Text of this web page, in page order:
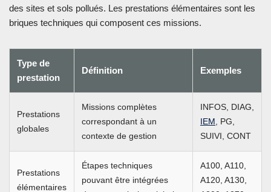
des sites et sols pollués. Les prestations élémentaires sont les
briques techniques qui composent ces missions.
Type de
prestation
Définition Exemples
Prestations
globales
Missions complètes
correspondant à un
contexte de gestion
INFOS, DIAG,
IEM , PG,
SUIVI, CONT
Prestations
élémentaires
Étapes techniques
pouvant être intégrées
A100, A110,
A120, A130,